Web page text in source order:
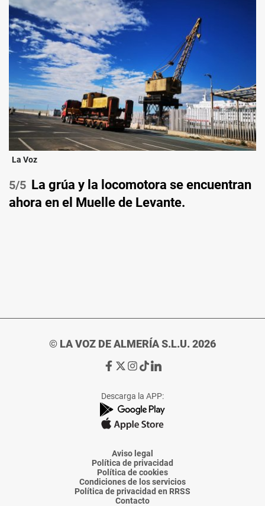
La Voz
/5 La grúa y la locomotora se encuentran
ahora en el Muelle de Levante.
© LA VOZ DE ALMERÍA S.L.U. 2026
Ir
de
La
Voz
Almería
Ir
de
La
Voz
Almería
Ir
de
La
Voz
Almería
Ir
de
La
Voz
Almería
Ir
de
La
Voz
Descarga la APP:
Aviso legal
Política de privacidad
Política de cookies
Condiciones de los servicios
Política de privacidad en RRSS
Contacto